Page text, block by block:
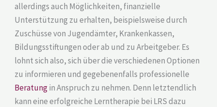
allerdings auch Möglichkeiten, finanzielle
Unterstützung zu erhalten, beispielsweise durch
Zuschüsse von Jugendämter, Krankenkassen,
Bildungsstiftungen oder ab und zu Arbeitgeber. Es
lohnt sich also, sich über die verschiedenen Optionen
zu informieren und gegebenenfalls professionelle
Beratungin Anspruch zu nehmen. Denn letztendlich
kann eine erfolgreiche Lerntherapie bei LRS dazu